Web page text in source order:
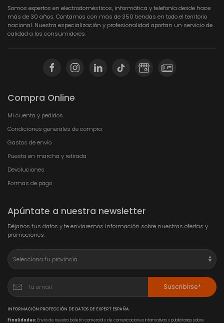
Somos expertos en electrodomésticos, informática y telefonía desde hace
más de 30 años. Contamos con más de 350 tiendas en todo el territorio
nacional. Nuestra especialización y profesionalidad aportan un servicio de
calidad a los consumidores.
Compra Online
Mi cuenta y pedidos
Condiciones generales de compra
Gastos de envío
Puesta en marcha y retirada
Devoluciones
Formas de pago
Apúntate a nuestra newsletter
Déjanos tus datos y te enviaremos información sobre nuestras ofertas y
promociones.
Suscribirse*
INFORMACIÓN PROTECCIÓN DE DATOS DE EXPERT ESPAÑA
Finalidades: Envío de nuestro boletín comercial y de comunicaciones informativas y publicitarias sobre